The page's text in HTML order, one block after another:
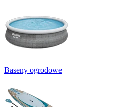
Baseny ogrodowe